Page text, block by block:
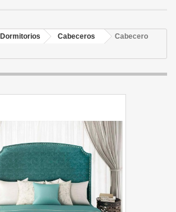
Dormitorios Cabeceros
Cabecero